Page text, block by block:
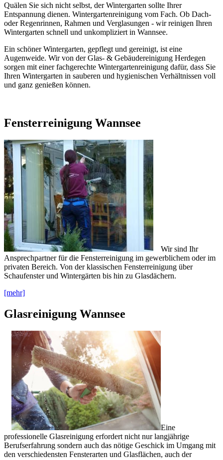
Quälen Sie sich nicht selbst, der Wintergarten sollte Ihrer
Entspannung dienen. Wintergartenreinigung vom Fach. Ob Dach-
oder Regenrinnen, Rahmen und Verglasungen - wir reinigen Ihren
Wintergarten schnell und unkompliziert in Wannsee.
Ein schöner Wintergarten, gepflegt und gereinigt, ist eine
Augenweide. Wir von der Glas- & Gebäudereinigung Herdegen
sorgen mit einer fachgerechte Wintergartenreinigung dafür, dass Sie
Ihren Wintergarten in sauberen und hygienischen Verhältnissen voll
und ganz genießen können.
Fensterreinigung Wannsee
Wir sind Ihr
Ansprechpartner für die Fensterreinigung im gewerblichem oder im
privaten Bereich. Von der klassischen Fensterreinigung über
Schaufenster und Wintergärten bis hin zu Glasdächern.
[mehr]
Glasreinigung Wannsee
Eine
professionelle Glasreinigung erfordert nicht nur langjährige
Berufserfahrung sondern auch das nötige Geschick im Umgang mit
den verschiedensten Fensterarten und Glasflächen, auch der